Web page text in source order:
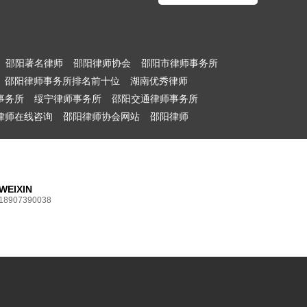
邵阳著名律师 邵阳律师协会
邵阳市律师事务所
邵阳律师事务所排名前十位
湖南优秀律师
务所
绥宁律师事务所
邵阳交通律师事务所
师在线咨询
邵阳律师协会网站 邵阳律师